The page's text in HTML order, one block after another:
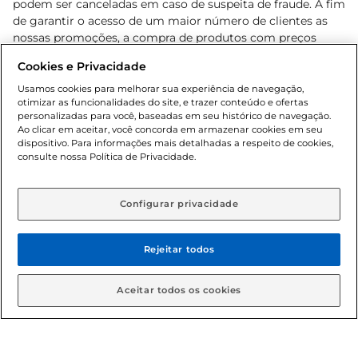
princípios da Mãe Terra são: 1. Alimentos
gostosos, feitos com afeto
podem ser canceladas em caso de suspeita de fraude. A fim
de garantir o acesso de um maior número de clientes as
nossas promoções, a compra de produtos com preços
cliente. Os preços, ofertas e condições são exclusivos para
o e-commerce e válidos durante o dia de hoje, podendo
sofrer alterações sem prévia notificação. Proibida a venda
de bebidas alcoólicas para menores de 18 anos, conforme
Lei n.º 8069/90, art. 81, inciso II (Estatuto da Criança e do
Adolescente). Preços e condições exclusivos para o
aviso prévio. O valor mínimo para as compras on-line é de
© 2026 Copyright. Todos os direitos
reservados Gbarbosa.
Cookies e Privacidade
Usamos cookies para melhorar sua experiência de navegação,
otimizar as funcionalidades do site, e trazer conteúdo e ofertas
personalizadas para você, baseadas em seu histórico de navegação.
Ao clicar em aceitar, você concorda em armazenar cookies em seu
dispositivo. Para informações mais detalhadas a respeito de cookies,
consulte nossa Política de Privacidade.
Configurar privacidade
Rejeitar todos
Aceitar todos os cookies